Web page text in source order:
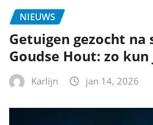
NIEUWS
Getuigen gezocht
Goudse Hout: zo
Karlijn jan 14, 2026